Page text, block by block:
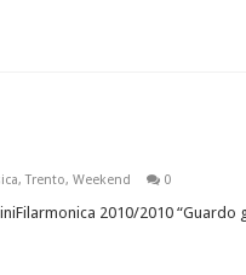
,Trento, Weekend 0
2010/2010 “Guardo